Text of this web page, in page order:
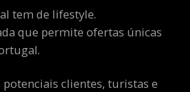
tem de lifestyle.
que permite ofertas únicas
potenciais clientes, turistas e